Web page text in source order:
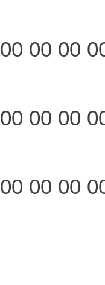
00 00
00 00
00 00